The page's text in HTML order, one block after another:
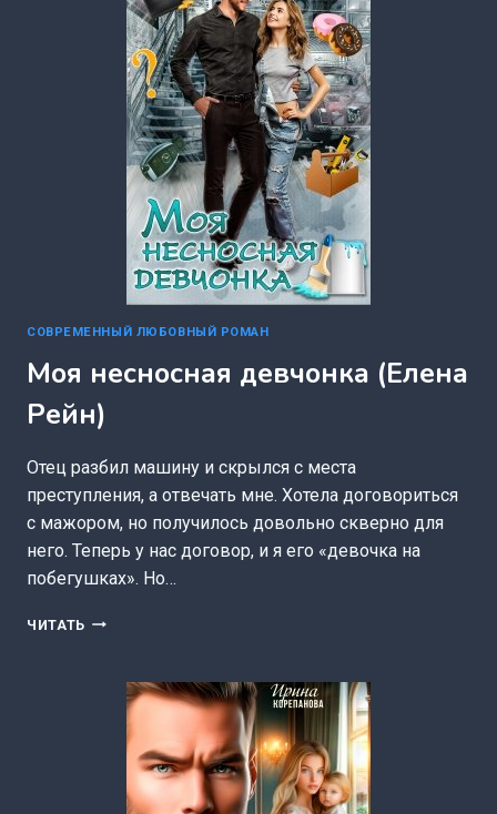
СОВРЕМЕННЫЙ ЛЮБОВНЫЙ РОМАН
Моя несносная девчонка (Елена
Рейн)
Отец разбил машину и скрылся с места
преступления, а отвечать мне. Хотела договориться
с мажором, но получилось довольно скверно для
него. Теперь у нас договор, и я его «девочка на
побегушках». Но…
ЧИТАТЬ МОЯ
(ЕЛЕНА
РЕЙН)